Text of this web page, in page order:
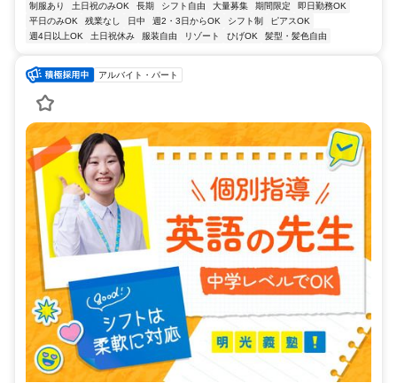
制服あり 土日祝のみOK 長期 シフト自由 大量募集 期間限定
即日勤務OK
平日のみOK
残業なし 日中 週2・3日からOK シフト制
ピアスOK
週4日以上OK
土日祝休み 服装自由 リゾート ひげOK 髪型・髪色自由
アルバイト・パート